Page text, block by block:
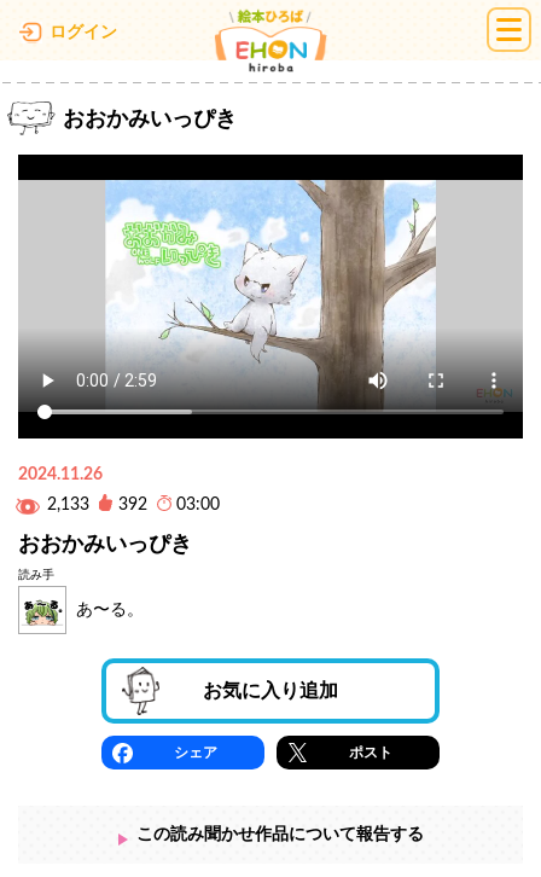
ログイン 絵本ひろば
おおかみいっぴき
2024.11.26
2,133
392 03:00
おおかみいっぴき
読み手
あ〜る。
お気に入り追加
シェア ポスト
この読み聞かせ作品について報告する